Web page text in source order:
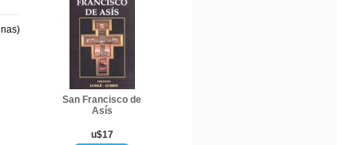
San Francisco de
Asís
u$17